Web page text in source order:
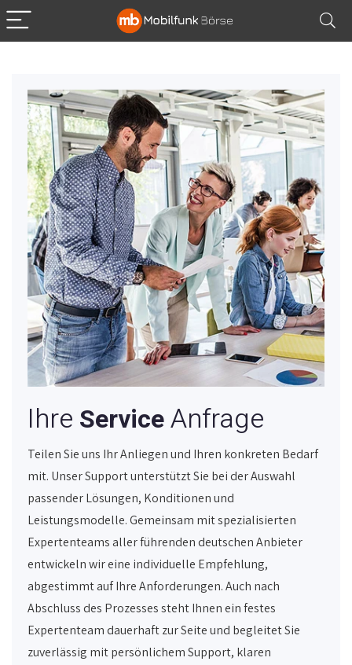
Ihre ServiceAnfrage
Teilen Sie uns Ihr Anliegen und Ihren konkreten Bedarf
mit. Unser Support unterstützt Sie bei der Auswahl
passender Lösungen, Konditionen und
Leistungsmodelle. Gemeinsam mit spezialisierten
Expertenteams aller führenden deutschen Anbieter
entwickeln wir eine individuelle Empfehlung,
abgestimmt auf Ihre Anforderungen. Auch nach
Abschluss des Prozesses steht Ihnen ein festes
Expertenteam dauerhaft zur Seite und begleitet Sie
zuverlässig mit persönlichem Support, klaren